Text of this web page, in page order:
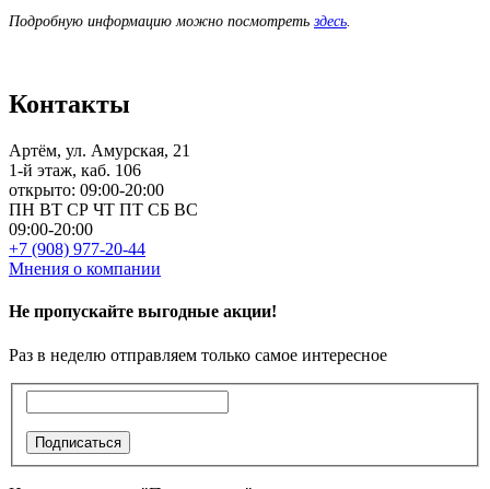
Подробную информацию можно посмотреть здесь.
Контакты
Артём, ул. Амурская, 21
1-й этаж, каб. 106
открыто: 09:00-20:00
ПН ВТ СР ЧТ ПТ СБ ВС
09:00-20:00
+7 (908) 977-20-44
Мнения о компании
Не пропускайте выгодные акции!
Раз в неделю отправляем только самое интересное
Подписаться